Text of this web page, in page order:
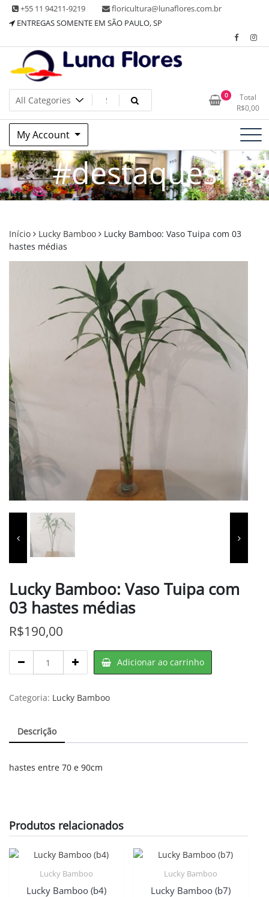
Skip +55 11 94211-9219
floricultura@lunaflores.com.br
ENTREGAS SOMENTE EM SÃO PAULO, SP
Floricultura Luna Flores – Vila
Mariana, SP – Presentes e
Decorações
Floricultura tradicional, vende flores naturais arranjos, buques
e muito mais
0
Total
R$0,00
My Account
#destaques
Início Lucky Bamboo
Lucky Bamboo: Vaso Tuipa com 03
hastes médias
Lucky Bamboo: Vaso Tuipa com
03 hastes médias
R$190,00
Bamboo:
Tuipa
hastes
médias
Adicionar ao carrinho
Categoria: Lucky Bamboo
Descrição
hastes entre 70 e 90cm
Produtos relacionados
Lucky Bamboo
Lucky Bamboo (b4)
Lucky Bamboo
Lucky Bamboo (b7)